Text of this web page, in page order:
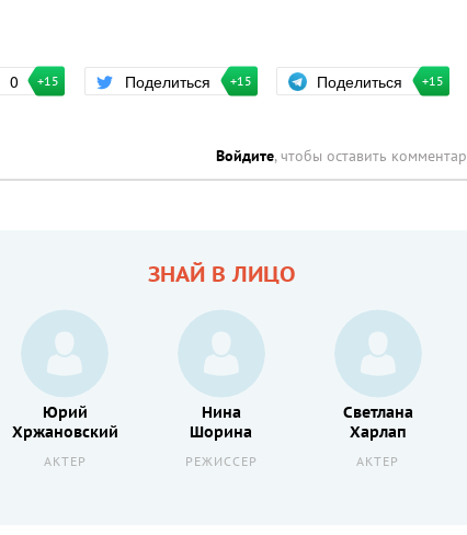
0 +15 Поделиться +15 Поделиться +15
Войдите, чтобы оставить
ЗНАЙ В ЛИЦО
Юрий
Хржановский
АКТЕР
Нина
Шорина
РЕЖИССЕР
Светлана
Харлап
АКТЕР